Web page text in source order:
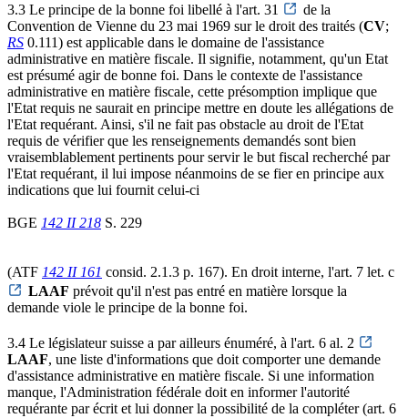
3.3 Le principe de la bonne foi libellé à l'art. 31
de la
Convention de Vienne du 23 mai 1969 sur le droit des traités (CV;
RS 0.111) est applicable dans le domaine de l'assistance
administrative en matière fiscale. Il signifie, notamment, qu'un Etat
est présumé agir de bonne foi. Dans le contexte de l'assistance
administrative en matière fiscale, cette présomption implique que
l'Etat requis ne saurait en principe mettre en doute les allégations de
l'Etat requérant. Ainsi, s'il ne fait pas obstacle au droit de l'Etat
requis de vérifier que les renseignements demandés sont bien
vraisemblablement pertinents pour servir le but fiscal recherché par
l'Etat requérant, il lui impose néanmoins de se fier en principe aux
indications que lui fournit celui-ci
BGE 142 II 218 S. 229
(ATF 142 II 161 consid. 2.1.3 p. 167). En droit interne, l'art. 7 let. c
LAAF prévoit qu'il n'est pas entré en matière lorsque la
demande viole le principe de la bonne foi.
3.4 Le législateur suisse a par ailleurs énuméré, à l'art. 6 al. 2
LAAF, une liste d'informations que doit comporter une demande
d'assistance administrative en matière fiscale. Si une information
manque, l'Administration fédérale doit en informer l'autorité
requérante par écrit et lui donner la possibilité de la compléter (art. 6